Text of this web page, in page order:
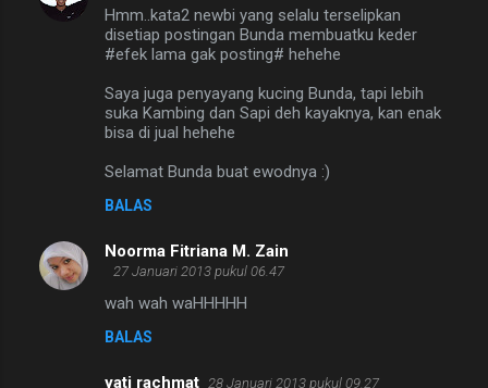
Hmm..kata2 newbi yang selalu terselipkan
disetiap postingan Bunda membuatku keder
#efek lama gak posting# hehehe
Saya juga penyayang kucing Bunda, tapi lebih
suka Kambing dan Sapi deh kayaknya, kan enak
bisa di jual hehehe
Selamat Bunda buat ewodnya :)
BALAS
Noorma Fitriana M. Zain
27 Januari 2013 pukul 06.47
wah wah waHHHHH
BALAS
yati rachmat 28 Januari 2013 pukul 09.27